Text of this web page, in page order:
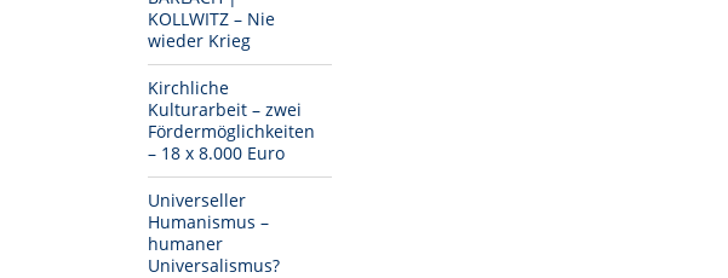
KOLLWITZ – Nie
wieder Krieg
Kirchliche
Kulturarbeit – zwei
Fördermöglichkeiten
– 18 x 8.000 Euro
Universeller
Humanismus –
humaner
Universalismus?